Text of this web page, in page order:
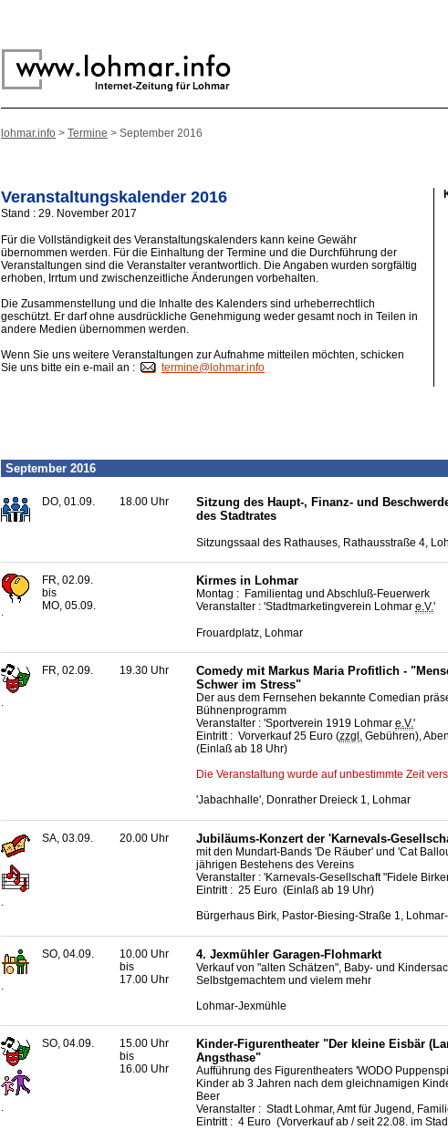
lohmar.info > Termine > September 2016
Veranstaltungskalender 2016
Stand : 29. November 2017
Für die Vollständigkeit des Veranstaltungskalenders kann keine Gewähr
übernommen werden. Für die Einhaltung der Termine und die Durchführung der
Veranstaltungen sind die Veranstalter verantwortlich. Die Angaben wurden sorgfältig
erhoben, Irrtum und zwischenzeitliche Änderungen vorbehalten.
Die Zusammenstellung und die Inhalte des Kalenders sind urheberrechtlich
geschützt. Er darf ohne ausdrückliche Genehmigung weder gesamt noch in Teilen in
andere Medien übernommen werden.
Wenn Sie uns weitere Veranstaltungen zur Aufnahme mitteilen möchten, schicken
Sie uns bitte ein e-mail an :
termine@lohmar.info
September 2016
DO, 01.09. 18.00 Uhr
Sitzung des Haupt-, Finanz- und
des Stadtrates
Sitzungssaal des Rathauses, Rathausstraße 4,
.
FR, 02.09.
bis
MO, 05.09.
Kirmes in Lohmar
Montag : Familientag und Abschluß-Feuerwerk
Veranstalter : 'Stadtmarketingverein Lohmar e.V.'
Frouardplatz, Lohmar
.
FR, 02.09. 19.30 Uhr Comedy mit Markus Maria Profitlich -
Schwer im Stress"
Der aus dem Fernsehen bekannte Comedian
Bühnenprogramm
Veranstalter : 'Sportverein 1919 Lohmar e.V.'
Eintritt : Vorverkauf 25 Euro (zzgl. Gebühren),
(Einlaß ab 18 Uhr)
Die Veranstaltung wurde auf unbestimmte Zeit
'Jabachhalle', Donrather Dreieck 1, Lohmar
SA, 03.09. 20.00 Uhr Jubiläums-Konzert der 'Karnevals-
mit den Mundart-Bands 'De Räuber' und 'Cat
jährigen Bestehens des Vereins
Veranstalter : 'Karnevals-Gesellschaft "Fidele
Eintritt : 25 Euro (Einlaß ab 19 Uhr)
Bürgerhaus Birk, Pastor-Biesing-Straße 1,
SO, 04.09.
10.00 Uhr
bis
17.00 Uhr
4. Jexmühler Garagen-Flohmarkt
Verkauf von "alten Schätzen", Baby- und
Selbstgemachtem und vielem mehr
Lohmar-Jexmühle
.
SO, 04.09.
15.00 Uhr
bis
16.00 Uhr
Kinder-Figurentheater "Der kleine Eisbär
Angsthase"
Aufführung des Figurentheaters 'WODO
Kinder ab 3 Jahren nach dem gleichnamigen
Beer
Veranstalter : Stadt Lohmar, Amt für Jugend,
Eintritt : 4 Euro (Vorverkauf ab / seit 22.08. im